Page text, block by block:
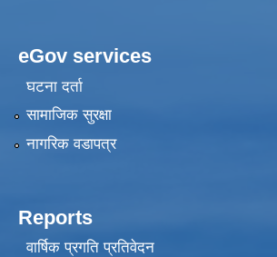
eGov services
घटना दर्ता
सामाजिक सुरक्षा
नागरिक वडापत्र
Reports
वार्षिक प्रगति प्रतिवेदन